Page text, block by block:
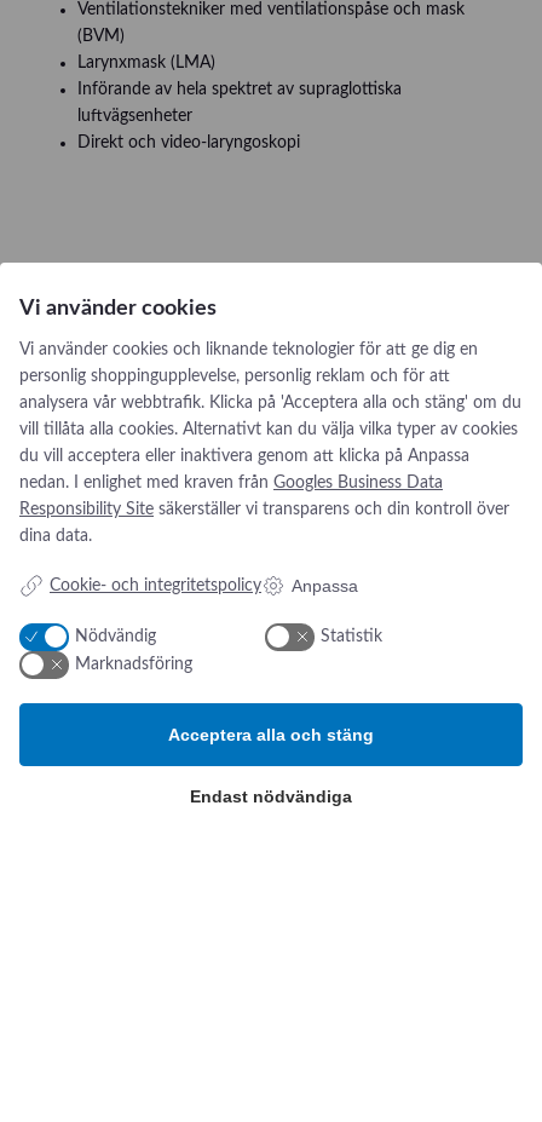
Ventilationstekniker med ventilationspåse och mask
(BVM)
Larynxmask (LMA)
Införande av hela spektret av supraglottiska
luftvägsenheter
Direkt och video-laryngoskopi
Addresse:
SE- 647 35 Mariefred, Sverige
Om os
Vi använder cookies
Vi använder cookies och liknande teknologier för att ge dig en
personlig shoppingupplevelse, personlig reklam och för att
analysera vår webbtrafik. Klicka på 'Acceptera alla och stäng' om du
vill tillåta alla cookies. Alternativt kan du välja vilka typer av cookies
du vill acceptera eller inaktivera genom att klicka på Anpassa
nedan. I enlighet med kraven från Googles Business Data
Responsibility Site säkerställer vi transparens och din kontroll över
dina data.
Cookie- och integritetspolicy Anpassa
Nödvändig
Statistik
Marknadsföring
Endast nödvändiga
Acceptera alla och stäng